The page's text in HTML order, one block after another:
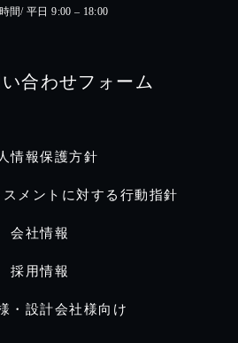
間/ 平日 9:00 – 18:00
合わせフォーム
情報保護方針
メントに対する行動指針
会社情報
採用情報
・設計会社様向け